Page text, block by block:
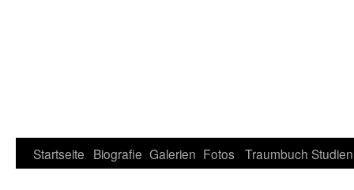
Zum
Startseite Biografie Galerien Fotos Traumbuch Studien